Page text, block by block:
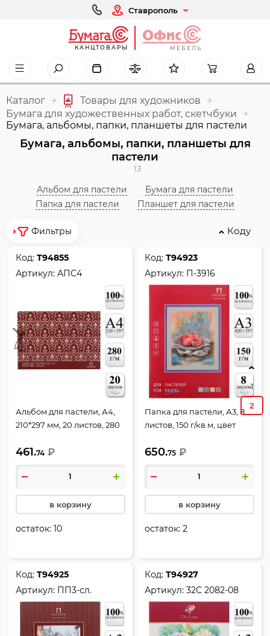
Ставрополь
КАНЦТОВАРЫ МЕБЕЛЬ
Каталог
Товары для художников
Бумага для художественных работ, скетчбуки
Бумага, альбомы, папки, планшеты для пастели
Бумага, альбомы, папки, планшеты для
пастели
13
Альбом для пастели
Бумага для пастели
Папка для пастели
Планшет для пастели
Фильтры Коду
Код:Т94855
Артикул:АПС4
Альбом для пастели, А4,
210*297 мм, 20 листов, 280
подложка, цвет слоновая
кость, Модерн, Лилия
Холдинг, АПС4
461.74 ₽
в корзину
остаток:10
Код:Т94923
Артикул: П-3916
Папка для пастели, А3, 8
листов, 150 г/кв.м, цвет
класс, Лилия Холдинг,
П-3916
650.75 ₽
в корзину
остаток:2
Код:Т94925
Артикул: ПП3-сл.
Код:Т94927
Артикул:32С 2082-08
1
2